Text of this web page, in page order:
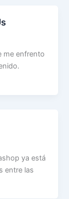
me enfrento
ya está
entre las